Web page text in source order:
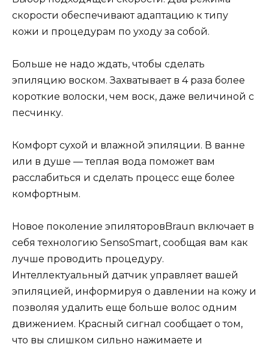
скорости обеспечивают адаптацию к типу
кожи и процедурам по уходу за собой.
Больше не надо ждать, чтобы сделать
эпиляцию воском. Захватывает в 4 раза более
короткие волоски, чем воск, даже величиной с
песчинку.
Комфорт сухой и влажной эпиляции. В ванне
или в душе — теплая вода поможет вам
расслабиться и сделать процесс еще более
комфортным.
Новое поколение эпиляторовBraun включает в
себя технологию SensoSmart, сообщая вам как
лучше проводить процедуру.
Интеллектуальный датчик управляет вашей
эпиляцией, информируя о давлении на кожу и
позволяя удалить еще больше волос одним
движением. Красный сигнал сообщает о том,
что вы слишком сильно нажимаете и